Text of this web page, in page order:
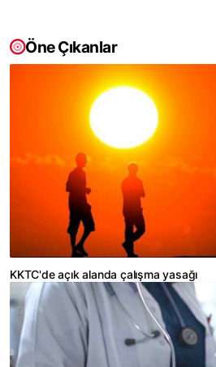
Öne Çıkanlar
KKTC'de açık alanda çalışma yasağı